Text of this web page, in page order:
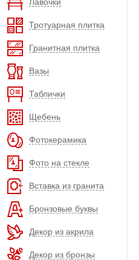
Тротуарная плитка
Гранитная плитка
Вазы
Таблички
Щебень
Фотокерамика
Фото на стекле
Вставка из гранита
Бронзовые буквы
Декор из акрила
Декор из бронзы